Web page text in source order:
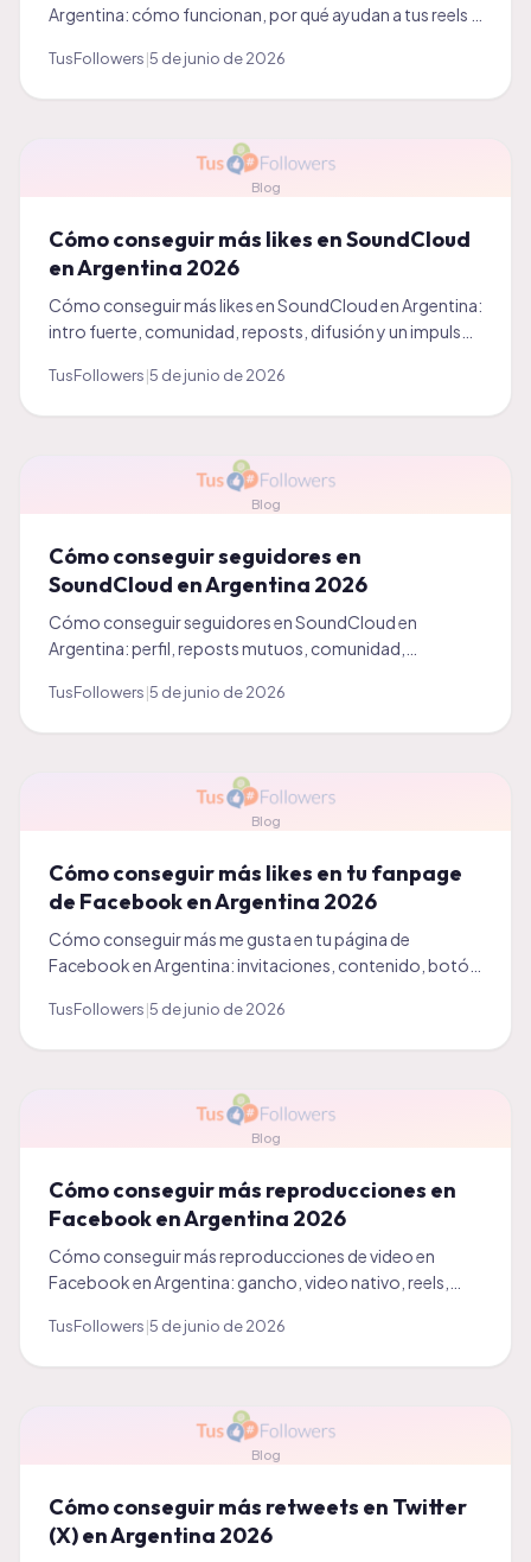
Argentina: cómo funcionan, por qué ayudan a tus reels y
TusFollowers|5 de junio de 2026
Blog
Cómo conseguir más likes en SoundCloud
en Argentina 2026
Cómo conseguir más likes en SoundCloud en Argentina:
intro fuerte, comunidad, reposts, difusión y un impulso
TusFollowers|5 de junio de 2026
Blog
Cómo conseguir seguidores en
SoundCloud en Argentina 2026
Cómo conseguir seguidores en SoundCloud en
Argentina: perfil, reposts mutuos, comunidad,
artistas.
TusFollowers|5 de junio de 2026
Blog
Cómo conseguir más likes en tu fanpage
de Facebook en Argentina 2026
Cómo conseguir más me gusta en tu página de
Facebook en Argentina: invitaciones, contenido, botón
TusFollowers|5 de junio de 2026
Blog
Cómo conseguir más reproducciones en
Facebook en Argentina 2026
Cómo conseguir más reproducciones de video en
Facebook en Argentina: gancho, video nativo, reels,
TusFollowers|5 de junio de 2026
Blog
Cómo conseguir más retweets en Twitter
(X) en Argentina 2026